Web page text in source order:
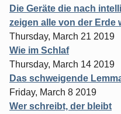
Die Geräte die nach
zeigen alle von der Erde
Thursday, March 21 2019
Wie im Schlaf
Thursday, March 14 2019
Das schweigende
Friday, March 8 2019
Wer schreibt, der bleibt